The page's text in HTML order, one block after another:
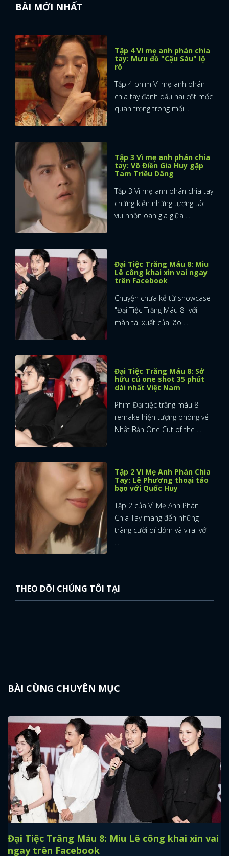
BÀI MỚI NHẤT
Tập 4 Vì mẹ anh phán chia
tay: Mưu đồ "Cậu Sáu" lộ
rõ
Tập 4 phim Vì mẹ anh phán
chia tay đánh dấu hai cột mốc
quan trọng trong mối ...
Tập 3 Vì mẹ anh phán chia
tay: Võ Điền Gia Huy gặp
Tam Triều Dâng
Tập 3 Vì mẹ anh phán chia tay
chứng kiến những tương tác
vui nhộn oan gia giữa ...
Đại Tiệc Trăng Máu 8: Miu
Lê công khai xin vai ngay
trên Facebook
Chuyện chưa kể từ showcase
"Đại Tiệc Trăng Máu 8" với
màn tái xuất của lão ...
Đại Tiệc Trăng Máu 8: Sở
hữu cú one shot 35 phút
dài nhất Việt Nam
Phim Đại tiệc trăng máu 8
remake hiện tượng phòng vé
Nhật Bản One Cut of the ...
Tập 2 Vì Mẹ Anh Phán Chia
Tay: Lê Phương thoại táo
bạo với Quốc Huy
Tập 2 của Vì Mẹ Anh Phán
Chia Tay mang đến những
tràng cười dí dỏm và viral với
...
THEO DÕI CHÚNG TÔI TẠI
BÀI CÙNG CHUYÊN MỤC
Đại Tiệc Trăng Máu 8: Miu Lê công khai xin vai
ngay trên Facebook